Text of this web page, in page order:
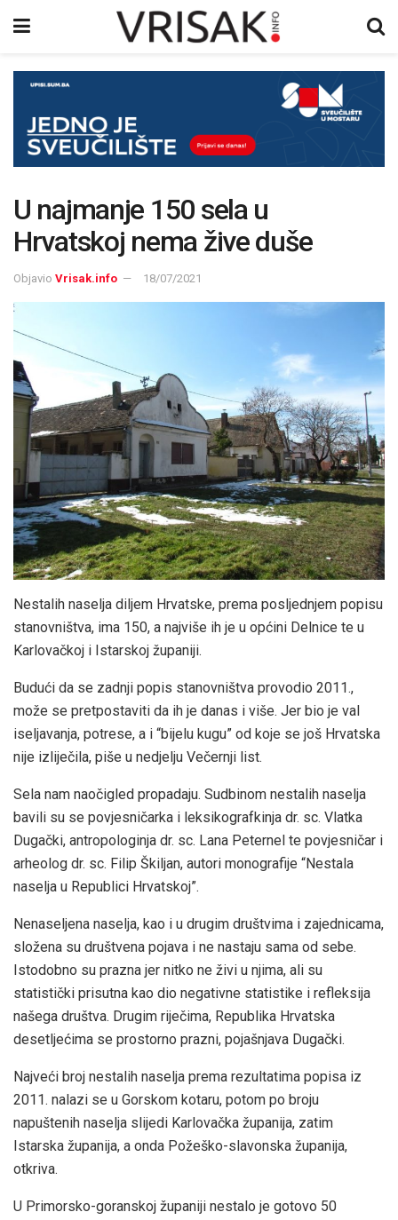
U najmanje 150 sela u
Hrvatskoj nema žive duše
Objavio Vrisak.info 18/07/2021
Nestalih naselja diljem Hrvatske, prema posljednjem popisu
stanovništva, ima 150, a najviše ih je u općini Delnice te u
Karlovačkoj i Istarskoj županiji.
Budući da se zadnji popis stanovništva provodio 2011.,
može se pretpostaviti da ih je danas i više. Jer bio je val
iseljavanja, potrese, a i “bijelu kugu” od koje se još Hrvatska
nije izliječila, piše u nedjelju Večernji list.
Sela nam naočigled propadaju. Sudbinom nestalih naselja
bavili su se povjesničarka i leksikografkinja dr. sc. Vlatka
Dugački, antropologinja dr. sc. Lana Peternel te povjesničar i
arheolog dr. sc. Filip Škiljan, autori monografije “Nestala
naselja u Republici Hrvatskoj”.
Nenaseljena naselja, kao i u drugim društvima i zajednicama,
složena su društvena pojava i ne nastaju sama od sebe.
Istodobno su prazna jer nitko ne živi u njima, ali su
statistički prisutna kao dio negativne statistike i refleksija
našega društva. Drugim riječima, Republika Hrvatska
desetljećima se prostorno prazni, pojašnjava Dugački.
Najveći broj nestalih naselja prema rezultatima popisa iz
2011. nalazi se u Gorskom kotaru, potom po broju
napuštenih naselja slijedi Karlovačka županija, zatim
Istarska županija, a onda Požeško-slavonska županija,
otkriva.
U Primorsko-goranskoj županiji nestalo je gotovo 50